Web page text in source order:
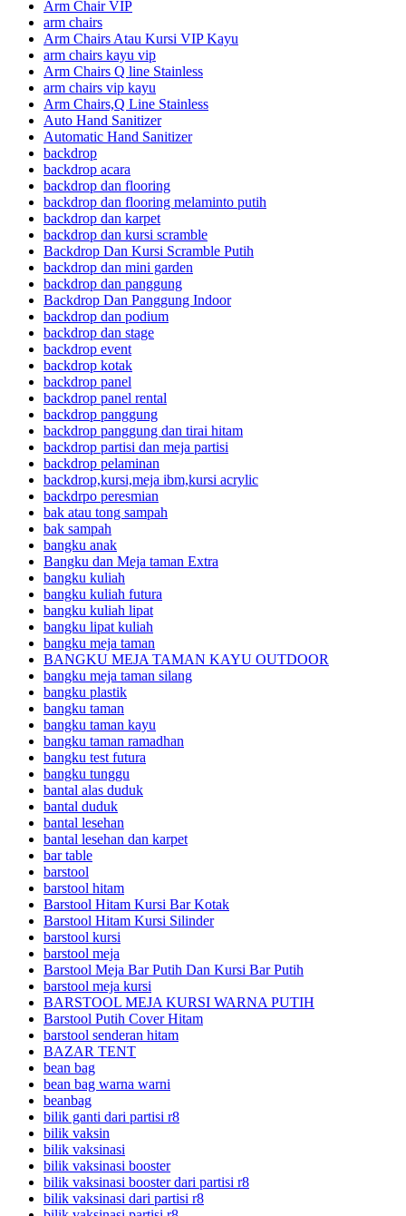
Arm Chair VIP
arm chairs
Arm Chairs Atau Kursi VIP Kayu
arm chairs kayu vip
Arm Chairs Q line Stainless
arm chairs vip kayu
Arm Chairs,Q Line Stainless
Auto Hand Sanitizer
Automatic Hand Sanitizer
backdrop
backdrop acara
backdrop dan flooring
backdrop dan flooring melaminto putih
backdrop dan karpet
backdrop dan kursi scramble
Backdrop Dan Kursi Scramble Putih
backdrop dan mini garden
backdrop dan panggung
Backdrop Dan Panggung Indoor
backdrop dan podium
backdrop dan stage
backdrop event
backdrop kotak
backdrop panel
backdrop panel rental
backdrop panggung
backdrop panggung dan tirai hitam
backdrop partisi dan meja partisi
backdrop pelaminan
backdrop,kursi,meja ibm,kursi acrylic
backdrpo peresmian
bak atau tong sampah
bak sampah
bangku anak
Bangku dan Meja taman Extra
bangku kuliah
bangku kuliah futura
bangku kuliah lipat
bangku lipat kuliah
bangku meja taman
BANGKU MEJA TAMAN KAYU OUTDOOR
bangku meja taman silang
bangku plastik
bangku taman
bangku taman kayu
bangku taman ramadhan
bangku test futura
bangku tunggu
bantal alas duduk
bantal duduk
bantal lesehan
bantal lesehan dan karpet
bar table
barstool
barstool hitam
Barstool Hitam Kursi Bar Kotak
Barstool Hitam Kursi Silinder
barstool kursi
barstool meja
Barstool Meja Bar Putih Dan Kursi Bar Putih
barstool meja kursi
BARSTOOL MEJA KURSI WARNA PUTIH
Barstool Putih Cover Hitam
barstool senderan hitam
BAZAR TENT
bean bag
bean bag warna warni
beanbag
bilik ganti dari partisi r8
bilik vaksin
bilik vaksinasi
bilik vaksinasi booster
bilik vaksinasi booster dari partisi r8
bilik vaksinasi dari partisi r8